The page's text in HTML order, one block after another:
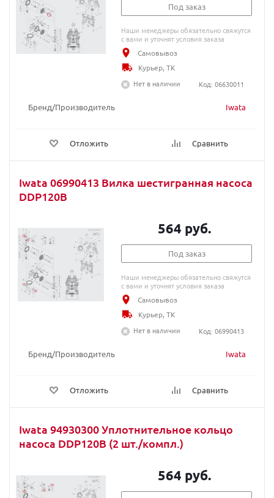
Бренд/Производитель Iwata
Отложить Сравнить
Под заказ
Наши менеджеры обязательно свяжутся
с вами и уточнят условия заказа
Самовывоз
Курьер, ТК
Нет в наличии
Код: 06630011
Iwata 06990413 Вилка шестигранная насоса
DDP120B
Бренд/Производитель Iwata
Отложить Сравнить
564 руб.
Под заказ
Наши менеджеры обязательно свяжутся
с вами и уточнят условия заказа
Самовывоз
Курьер, ТК
Нет в наличии
Код: 06990413
Iwata 94930300 Уплотнительное кольцо
насоса DDP120B (2 шт./компл.)
564 руб.